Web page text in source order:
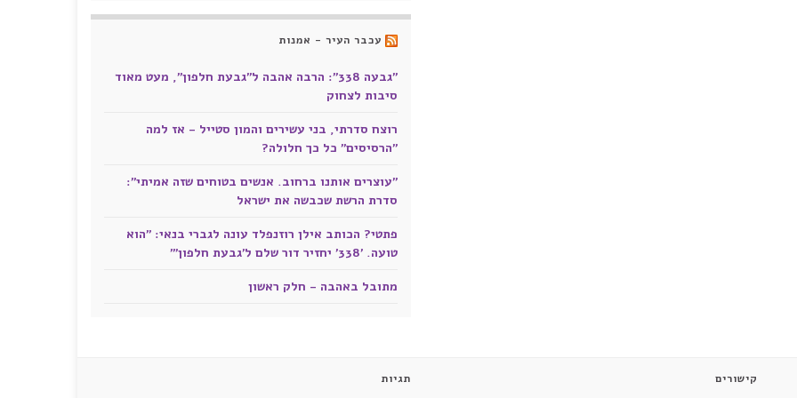
עכבר העיר - אמנות
"גבעה 338": הרבה אהבה ל"גבעת חלפון", מעט מאוד
סיבות לצחוק
רוצח סדרתי, בני עשירים והמון סטייל - אז למה
"הרסיסים" כל כך חלולה?
"עוצרים אותנו ברחוב. אנשים בטוחים שזה אמיתי":
סדרת הרשת שכבשה את ישראל
פתטי? הכותב אילן רוזנפלד עונה לגברי בנאי: "הוא
טועה. '338' יחזיר דור שלם ל'גבעת חלפון'"
מתובל באהבה - חלק ראשון
קישורים תגיות